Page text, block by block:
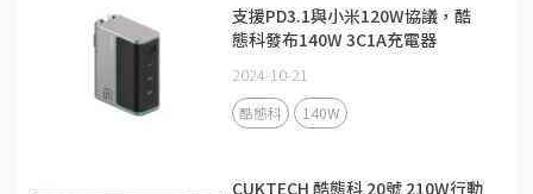
支援PD3.1與小米120W協議，酷
態科發布140W 3C1A充電器
2024-10-21
酷態科 140W
CUKTECH 酷態科 20號 210W行動